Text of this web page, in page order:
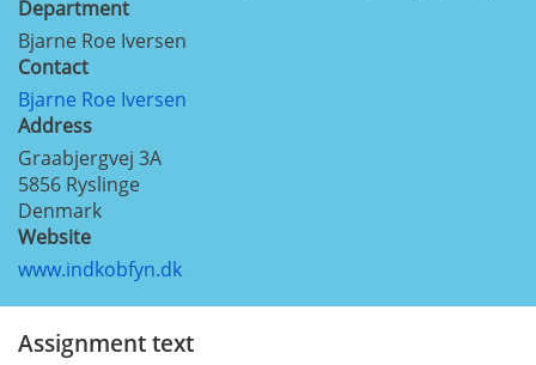
Department
Bjarne Roe Iversen
Contact
Bjarne Roe Iversen
Address
Graabjergvej 3A
5856 Ryslinge
Denmark
Website
www.indkobfyn.dk
Assignment text